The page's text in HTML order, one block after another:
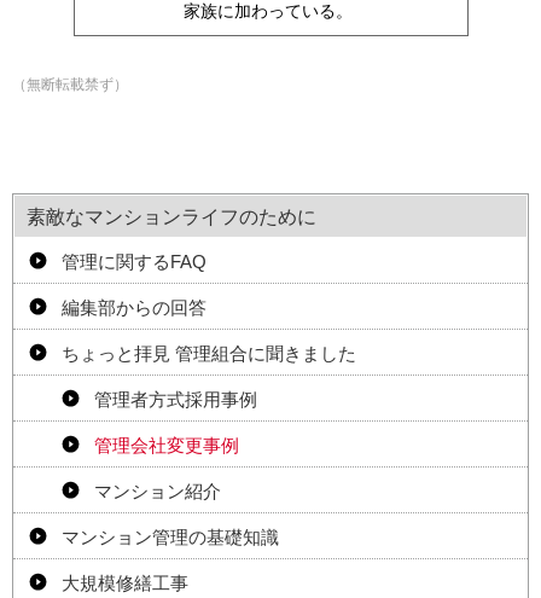
家族に加わっている。
（無断転載禁ず）
素敵なマンションライフのために
管理に関するFAQ
編集部からの回答
ちょっと拝見 管理組合に聞きました
管理者方式採用事例
管理会社変更事例
マンション紹介
マンション管理の基礎知識
大規模修繕工事